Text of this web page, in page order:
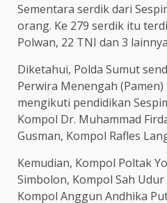
Sementara serdik dari
orang. Ke 279 serdik itu
Polwan, 22 TNI dan 3
Diketahui, Polda Sumut
Perwira Menengah
mengikuti pendidikan
Kompol Dr. Muhammad
Gusman, Kompol Rafles
Kemudian, Kompol Poltak
Simbolon, Kompol Sah
Kompol Anggun Andhika